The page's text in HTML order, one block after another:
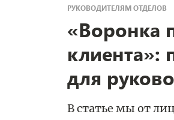
РУКОВОДИТЕЛЯМ ОТДЕЛОВ
«Воронка
для
В статье мы от